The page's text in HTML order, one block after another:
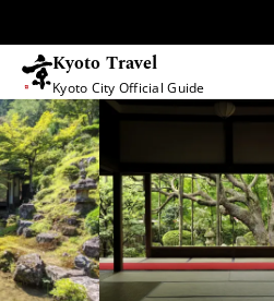
Kyoto Travel
Kyoto City Official Guide
콘텐츠 건너뛰기